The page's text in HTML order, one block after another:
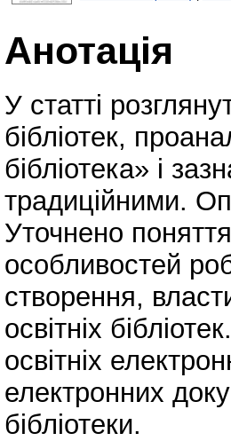
Анотація
У статті
бібліотек,
бібліотека» і
традиційними.
Уточнено
особливостей
створення,
освітніх
освітніх
електронних
бібліотеки.